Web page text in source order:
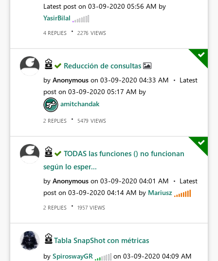
Latest post on ‎03-09-2020 05:56 AM by
YasirBilal
4 REPLIES 2276 VIEWS
Reducción de consultas
by Anonymous on ‎03-09-2020 04:33 AM
Latest
post on ‎03-09-2020 05:17 AM by
amitchandak
2 REPLIES 5479 VIEWS
TODAS las funciones () no funcionan
según lo esper...
by Anonymous on ‎03-09-2020 04:01 AM
Latest
post on ‎03-09-2020 04:14 AM by Mariusz
2 REPLIES 1957 VIEWS
Tabla SnapShot con métricas
by SpiroswayGR on ‎03-09-2020 04:09 AM